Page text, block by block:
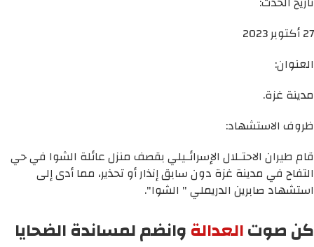
27 أكتوبر 2023
العنوان:
مدينة غزة.
ظروف الاستشهاد:
قام طيران الاحتـلال الإسرائـيلي بقصف منزل عائلة الشوا في حي
التفاح في مدينة غزة دون سابق إنذار أو تحذير، مما أدى إلى
استشهاد صابرين الدريملي " الشوا".
كن صوتالعدالةوانضم لمساندة الضحايا